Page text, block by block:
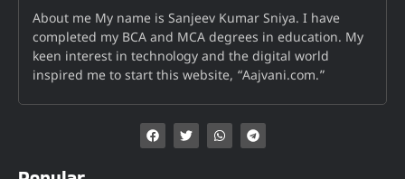
About me My name is Sanjeev Kumar Sniya. I have
completed my BCA and MCA degrees in education. My
keen interest in technology and the digital world
inspired me to start this website, “Aajvani.com.”